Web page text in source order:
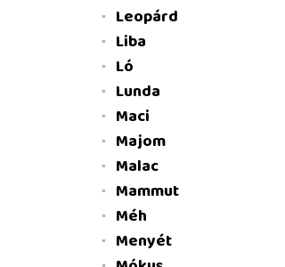
Leopárd
Liba
Ló
Lunda
Maci
Majom
Malac
Mammut
Méh
Menyét